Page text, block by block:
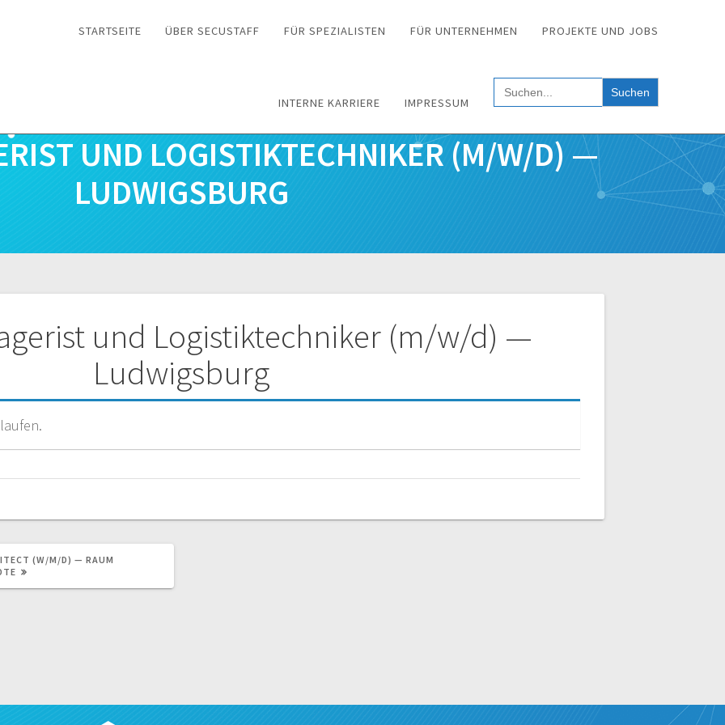
STARTSEITE ÜBER SECUSTAFF FÜR SPEZIALISTEN FÜR UNTERNEHMEN PROJEKTE UND JOBS
INTERNE KARRIERE IMPRESSUM
Search
for:
UND LOGISTIKTECHNIKER (M/W/D) —
LUDWIGSBURG
und Logistiktechniker (m/w/d) —
Ludwigsburg
(W/M/D) — RAUM